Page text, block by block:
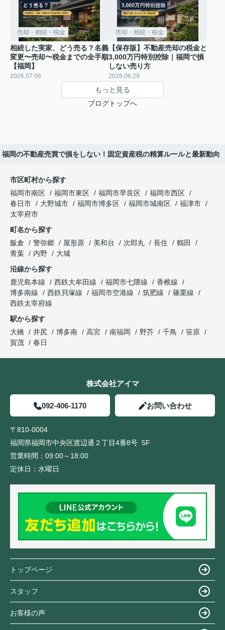
売却・相続・税金
相続した実家、どう売る？名義
変更〜売却〜税金までの全手順
【福岡】
2026.07.06
売却・相続・税金
【保存版】不動産売却の税金と
3,000万円特別控除｜福岡で損
しない売り方
2026.06.29
もっと見る
ブログトップへ
岡の不動産売買で損をしない！固定資産税の精算ルールと最新動向
市区町村から探す
福岡市南区
福岡市東区 福岡市早良区
福岡市西区
春日市
大野城市 福岡市博多区 福岡市城南区
福津市
太宰府市
町名から探す
飯倉
警弥郷 屋形原 美和台 次郎丸 長住
鶴田
青葉
内野
大城
沿線から探す
鹿児島本線
西鉄大牟田線 福岡市七隈線
香椎線
博多南線
西鉄貝塚線 福岡市空港線 筑肥線
篠栗線
西鉄太宰府線
駅から探す
大橋
井尻 博多南 高宮 南福岡 野芥 千鳥
笹原
賀茂
春日
株式会社アイマ
092-406-1170 お問い合わせ
〒810-0004
福岡県福岡市中央区渡辺通２丁目4番8号 5F
営業時間： 09:00～18:00
定休日： 水曜日
トップページ
スタッフ
お客様の声